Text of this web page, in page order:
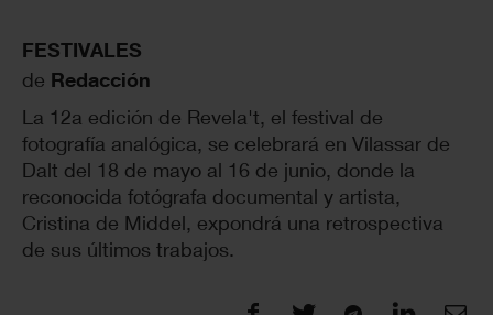
FESTIVALES
de Redacción
La 12a edición de Revela't, el festival de
fotografía analógica, se celebrará en Vilassar de
Dalt del 18 de mayo al 16 de junio, donde la
reconocida fotógrafa documental y artista,
Cristina de Middel, expondrá una retrospectiva
de sus últimos trabajos.